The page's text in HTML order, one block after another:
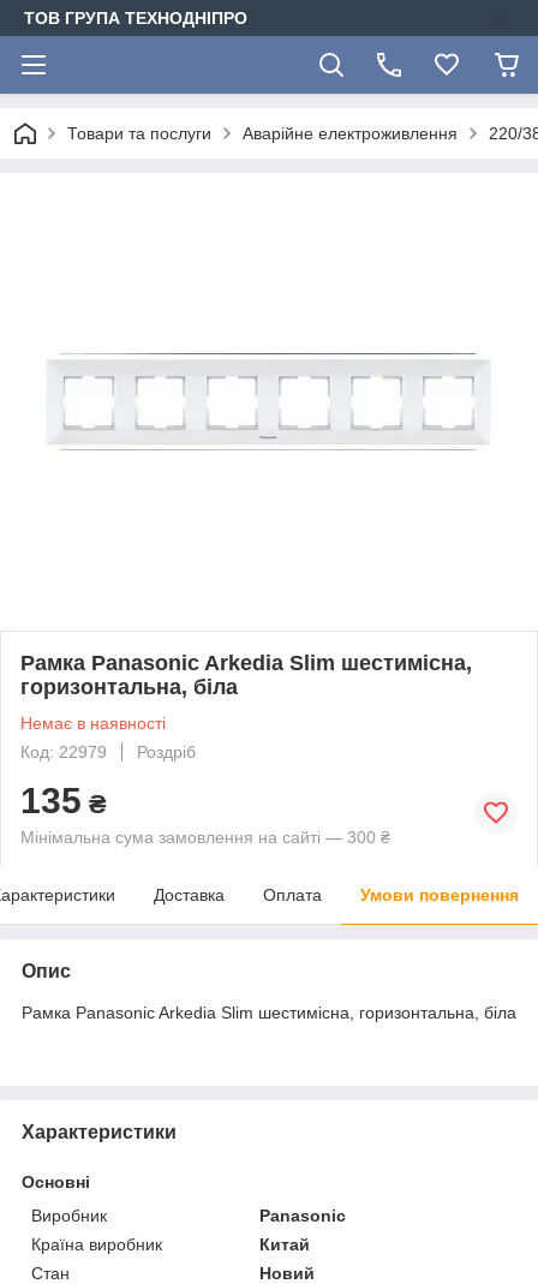
ТОВ ГРУПА ТЕХНОДНІПРО
Товари та послуги Аварійне електроживлення 220/
Рамка Panasonic Arkedia Slim шестимісна,
горизонтальна, біла
Немає в наявності
Код: 22979
Роздріб
135 ₴
Мінімальна сума замовлення на сайті — 300 ₴
Доставка Оплата Умови повернення
Опис
Рамка Panasonic Arkedia Slim шестимісна, горизонтальна, біла
Характеристики
Основні
Виробник
Panasonic
Країна виробник
Китай
Стан
Новий